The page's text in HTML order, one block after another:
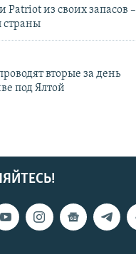
Patriot из своих запасов –
вторые за день
под Ялтой